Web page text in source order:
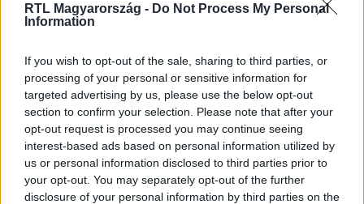
RTL Magyarország - Do Not Process My Personal
Information
If you wish to opt-out of the sale, sharing to third parties, or
processing of your personal or sensitive information for
targeted advertising by us, please use the below opt-out
section to confirm your selection. Please note that after your
opt-out request is processed you may continue seeing
interest-based ads based on personal information utilized by
us or personal information disclosed to third parties prior to
your opt-out. You may separately opt-out of the further
disclosure of your personal information by third parties on the
Nézd vissza a Híradó adásait az RTL+ felületén!
Itt állítsd be, hogy az RTL.hu az elsők között
legyen a Google-találatokban!